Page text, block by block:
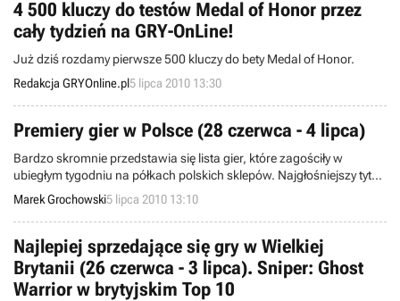
4 500 kluczy do testów Medal of Honor przez
cały tydzień na GRY-OnLine!
Już dziś rozdamy pierwsze 500 kluczy do bety Medal of Honor.
Redakcja GRYOnline.pl5 lipca 2010 13:30
Premiery gier w Polsce (28 czerwca - 4 lipca)
Bardzo skromnie przedstawia się lista gier, które zagościły w
ubiegłym tygodniu na półkach polskich sklepów. Najgłośniejszy tytuł,
który od kilku dni dostępny jest dla rodzimych odbiorców, to All
Points Bulletin – sieciowy odpowiednik serii GTA, wydany pod
szyldem Electronic Arts.
Marek Grochowski5 lipca 2010 13:10
Najlepiej sprzedające się gry w Wielkiej
Brytanii (26 czerwca - 3 lipca). Sniper: Ghost
Warrior w brytyjskim Top 10